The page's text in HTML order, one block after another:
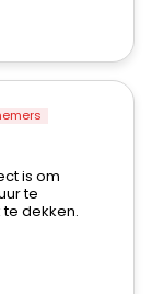
is om
te
dekken.